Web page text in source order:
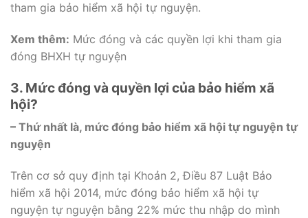
tham gia bảo hiểm xã hội tự nguyện.
Xem thêm: Mức đóng và các quyền lợi khi tham gia
đóng BHXH tự nguyện
3. Mức đóng và quyền lợi của bảo hiểm xã
hội?
– Thứ nhất là, mức đóng bảo hiểm xã hội tự nguyện tự
nguyện
Trên cơ sở quy định tại Khoản 2, Điều 87 Luật Bảo
hiểm xã hội 2014, mức đóng bảo hiểm xã hội tự
nguyện tự nguyện bằng 22% mức thu nhập do mình